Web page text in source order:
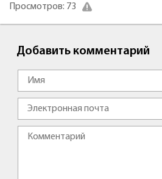
Просмотров: 73
Добавить комментарий